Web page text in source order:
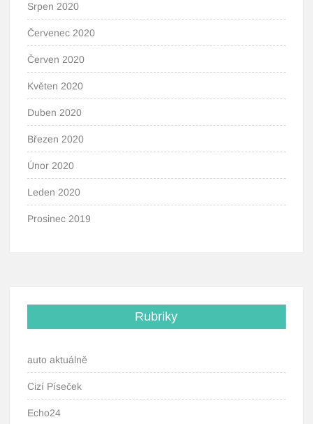
Srpen 2020
Červenec 2020
Červen 2020
Květen 2020
Duben 2020
Březen 2020
Únor 2020
Leden 2020
Prosinec 2019
Rubriky
auto aktuálně
Cizí Píseček
Echo24